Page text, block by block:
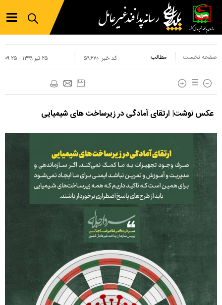
صفحه نخست مطالب ۲۵ تير ۱۳۹۹ - ۰۹:۲۵ کد خبر:۵۹۶۷۰
عکس نوشت| ارتقای آمادگی در زیرساخت های شیمیایی